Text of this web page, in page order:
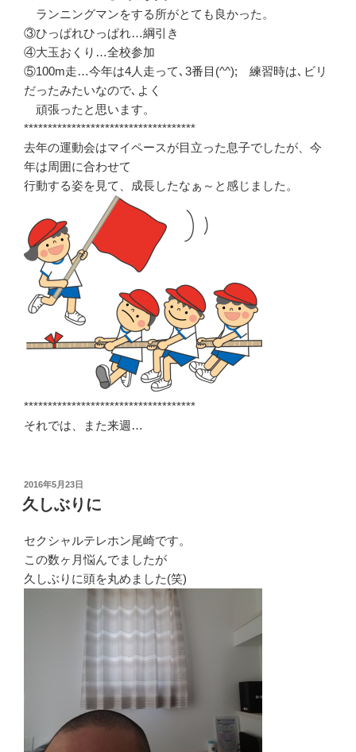
ランニングマンをする所がとても良かった。
③ひっぱれひっぱれ…綱引き
④大玉おくり…全校参加
⑤100m走…今年は4人走って､3番目(^^); 練習時は､ビリ
だったみたいなので､よく
頑張ったと思います。
************************************
去年の運動会はマイペースが目立った息子でしたが、今
年は周囲に合わせて
行動する姿を見て、成長したなぁ～と感じました。
************************************
それでは、また来週…
投
稿
日:
2016年5月23日
久しぶりに
セクシャルテレホン尾崎です。
この数ヶ月悩んでましたが
久しぶりに頭を丸めました(笑)